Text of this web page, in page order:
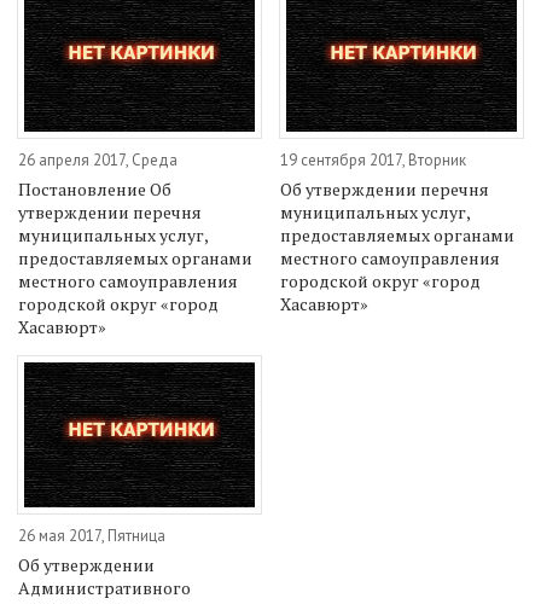
26 апреля 2017, Среда
Постановление Об
утверждении перечня
муниципальных услуг,
предоставляемых органами
местного самоуправления
городской округ «город
Хасавюрт»
19 сентября 2017, Вторник
Об утверждении перечня
муниципальных услуг,
предоставляемых органами
местного самоуправления
городской округ «город
Хасавюрт»
26 мая 2017, Пятница
Об утверждении
Административного